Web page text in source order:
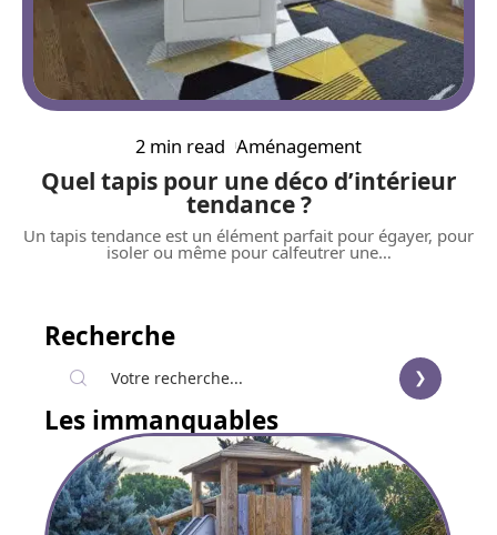
2 min read Aménagement
Quel tapis pour une déco d’intérieur
tendance ?
Un tapis tendance est un élément parfait pour égayer, pour
isoler ou même pour calfeutrer une…
Recherche
Les immanquables